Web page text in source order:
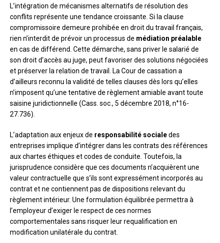
L’intégration de mécanismes alternatifs de résolution des
conflits représente une tendance croissante. Si la clause
compromissoire demeure prohibée en droit du travail français,
rien n’interdit de prévoir un processus de médiation préalable
en cas de différend. Cette démarche, sans priver le salarié de
son droit d’accès au juge, peut favoriser des solutions négociées
et préserver la relation de travail. La Cour de cassation a
d’ailleurs reconnu la validité de telles clauses dès lors qu’elles
n’imposent qu’une tentative de règlement amiable avant toute
saisine juridictionnelle (Cass. soc., 5 décembre 2018, n°16-
27.736).
L’adaptation aux enjeux de responsabilité socialedes
entreprises implique d’intégrer dans les contrats des références
aux chartes éthiques et codes de conduite. Toutefois, la
jurisprudence considère que ces documents n’acquièrent une
valeur contractuelle que s’ils sont expressément incorporés au
contrat et ne contiennent pas de dispositions relevant du
règlement intérieur. Une formulation équilibrée permettra à
l’employeur d’exiger le respect de ces normes
comportementales sans risquer leur requalification en
modification unilatérale du contrat.